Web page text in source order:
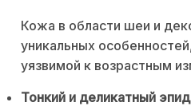
Кожа в области шеи и
уникальных
уязвимой к возрастным
Тонкий и деликатный